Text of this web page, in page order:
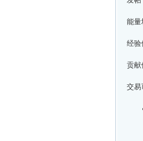
能量
经验
贡献
交易